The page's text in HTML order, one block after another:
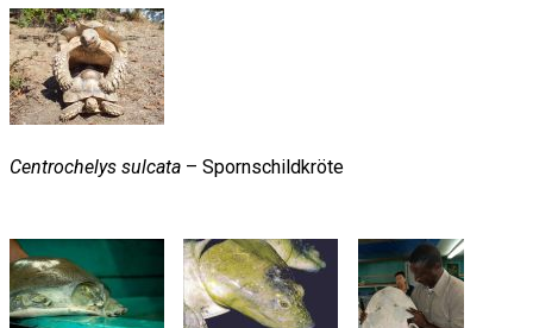
Centrochelys sulcata – Spornschildkröte